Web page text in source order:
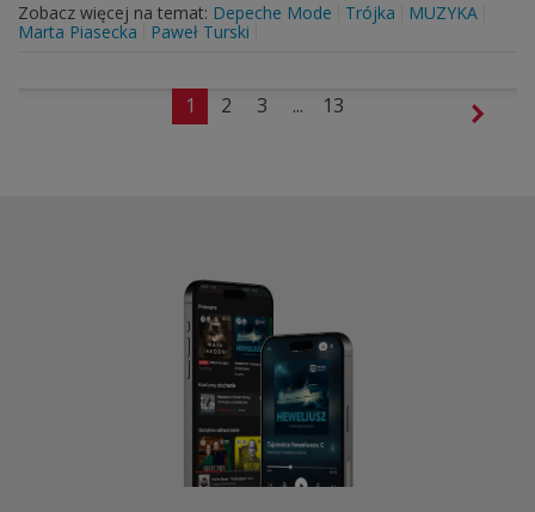
Zobacz więcej na temat: Depeche Mode Trójka
MUZYKA
Marta Piasecka
Paweł Turski
1 2 3 ... 13